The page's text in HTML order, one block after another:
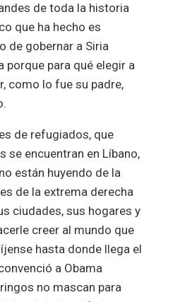
de toda la historia
que ha hecho es
de gobernar a Siria
porque para qué elegir a
como lo fue su padre,
de refugiados, que
se encuentran en Líbano,
están huyendo de la
de la extrema derecha
ciudades, sus hogares y
creer al mundo que
hasta donde llega el
a Obama
no mascan para